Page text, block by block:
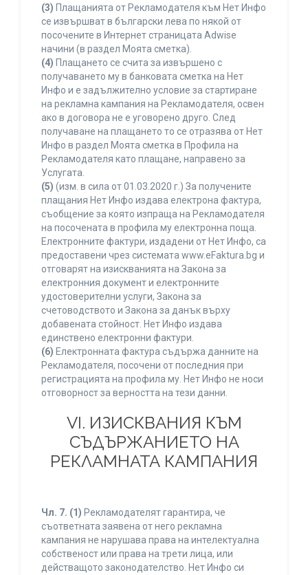
(3) Плащанията от Рекламодателя към Нет Инфо
се извършват в български лева по някой от
посочените в Интернет страницата Adwise
начини (в раздел Моята сметка).
(4) Плащането се счита за извършено с
получаването му в банковата сметка на Нет
Инфо и е задължително условие за стартиране
на рекламна кампания на Рекламодателя, освен
ако в договора не е уговорено друго. След
получаване на плащането то се отразява от Нет
Инфо в раздел Моята сметка в Профила на
Рекламодателя като плащане, направено за
Услугата.
(5) (изм. в сила от 01.03.2020 г.) За получените
плащания Нет Инфо издава електрона фактура,
съобщение за която изпраща на Рекламодателя
на посочената в профила му електронна поща.
Електронните фактури, издадени от Нет Инфо, са
предоставени чрез системата www.eFaktura.bg и
отговарят на изискванията на Закона за
електронния документ и електронните
удостоверителни услуги, Закона за
счетоводството и Закона за данък върху
добавената стойност. Нет Инфо издава
единствено електронни фактури.
(6) Електронната фактура съдържа данните на
Рекламодателя, посочени от последния при
регистрацията на профила му. Нет Инфо не носи
отговорност за верността на тези данни.
VI. ИЗИСКВАНИЯ КЪМ
СЪДЪРЖАНИЕТО НА
РЕКЛАМНАТА КАМПАНИЯ
Чл. 7. (1) Рекламодателят гарантира, че
съответната заявена от него рекламна
кампания не нарушава права на интелектуална
собственост или права на трети лица, или
действащото законодателство. Нет Инфо си